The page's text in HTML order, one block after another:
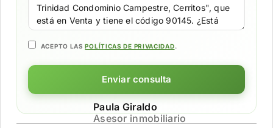
ACEPTO LASPOLÍTICAS DE PRIVACIDAD.
Enviar consulta
Paula Giraldo
Asesor inmobiliario